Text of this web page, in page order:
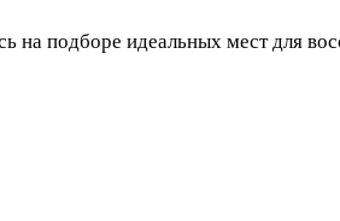
подборе идеальных мест для